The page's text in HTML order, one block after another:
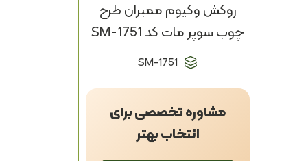
روکش وکیوم ممبران طرح
چوب سوپر مات کد SM-1751
SM-1751
مشاوره تخصصی برای
انتخاب بهتر